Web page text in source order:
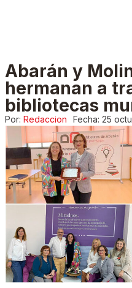
Abarán y
hermanan a
bibliotecas
Por: Redaccion Fecha: 25